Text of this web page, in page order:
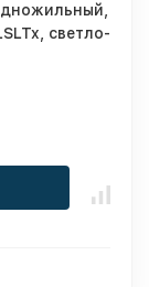
светло-